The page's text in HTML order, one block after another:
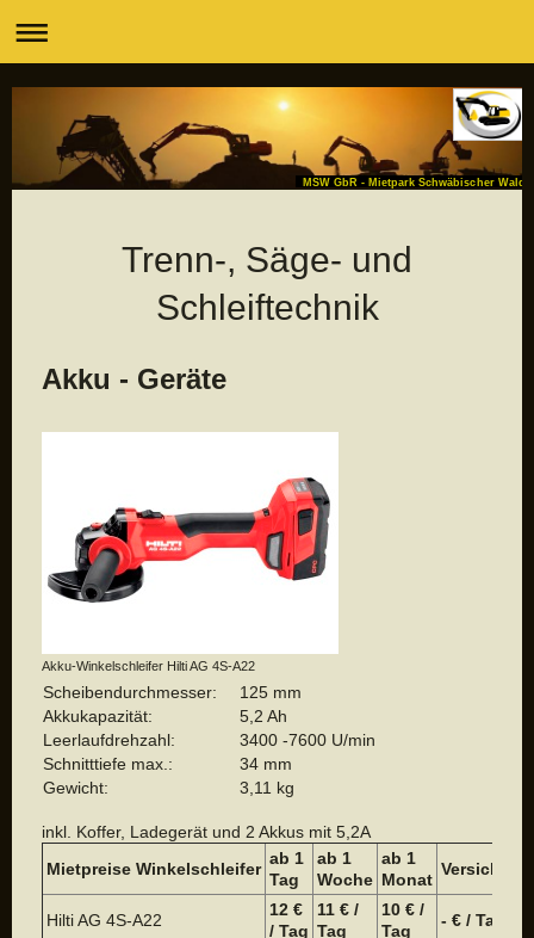
MSW GbR - Mietpark Schwäbischer Wald
Trenn-, Säge- und
Schleiftechnik
Akku - Geräte
Akku-Winkelschleifer Hilti AG 4S-A22
Scheibendurchmesser:
125 mm
Akkukapazität:
5,2 Ah
Leerlaufdrehzahl:
3400 -7600 U/min
Schnitttiefe max.:
34 mm
Gewicht:
3,11 kg
inkl. Koffer, Ladegerät und 2 Akkus mit 5,2A
Mietpreise Winkelschleifer
ab 1
Tag
ab 1
Woche
ab 1
Monat
Hilti AG 4S-A22
12 €
/ Tag
11 € /
Tag
10 € /
Tag
- € / Tag